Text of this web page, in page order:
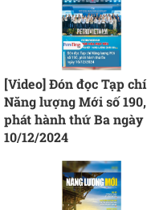
[Video] Đón đọc Tạp chí
Năng lượng Mới số 190,
phát hành thứ Ba ngày
10/12/2024